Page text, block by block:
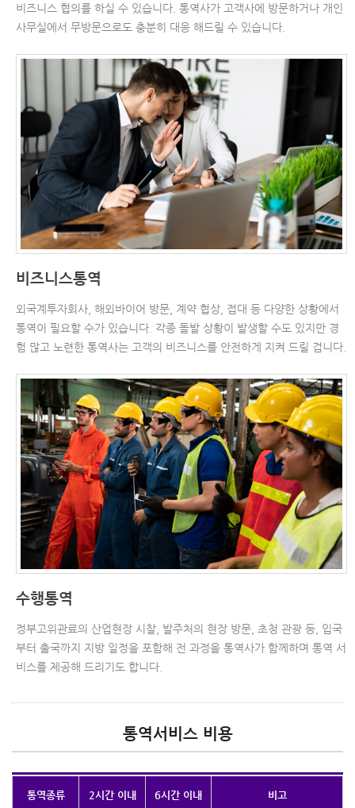
비즈니스 협의를 하실 수 있습니다. 통역사가 고객사에 방문하거나 개인
사무실에서 무방문으로도 충분히 대응 해드릴 수 있습니다.
비즈니스통역
외국계투자회사, 해외바이어 방문, 계약 협상, 접대 등 다양한 상황에서
통역이 필요할 수가 있습니다. 각종 돌발 상황이 발생할 수도 있지만 경
험 많고 노련한 통역사는 고객의 비즈니스를 안전하게 지켜 드릴 겁니다.
수행통역
정부고위관료의 산업현장 시찰, 발주처의 현장 방문, 초청 관광 등, 입국
부터 출국까지 지방 일정을 포함해 전 과정을 통역사가 함께하며 통역 서
비스를 제공해 드리기도 합니다.
통역서비스 비용
통역종류 2시간 이내 6시간 이내 비고